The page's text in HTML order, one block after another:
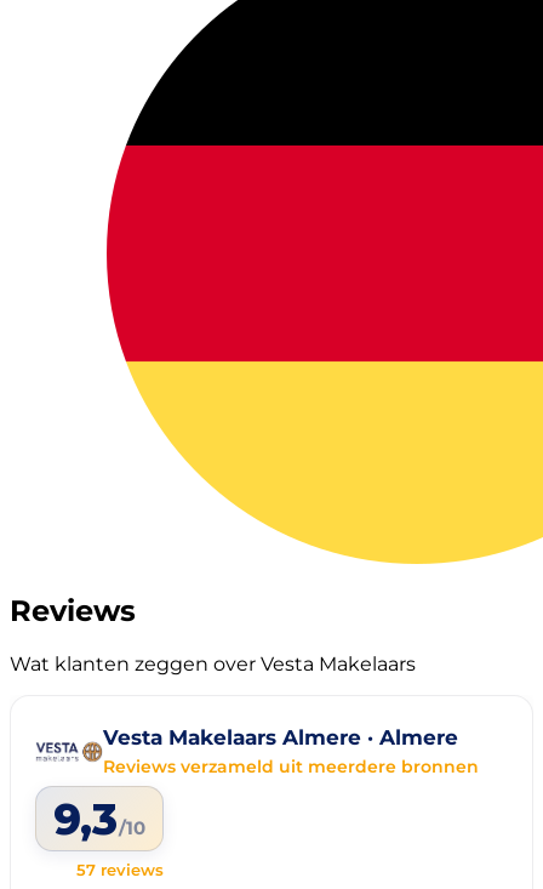
Reviews
Wat klanten zeggen over Vesta Makelaars